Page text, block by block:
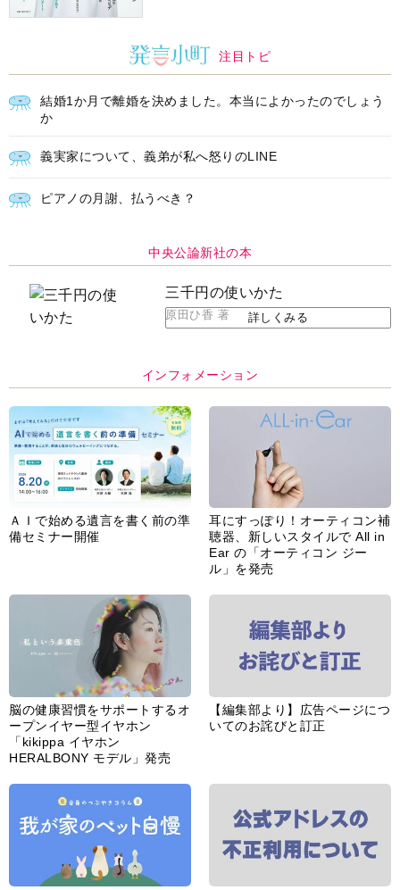
注目トピ
結婚1か月で離婚を決めました。本当によかったのでしょう
か
義実家について、義弟が私へ怒りのLINE
ピアノの月謝、払うべき？
中央公論新社の本
三千円の使いかた
原田ひ香 著 詳しくみる
インフォメーション
ＡＩで始める遺言を書く前の準
備セミナー開催
耳にすっぽり！オーティコン補
聴器、新しいスタイルで All in
Ear の「オーティコン ジー
ル」を発売
脳の健康習慣をサポートするオ
ープンイヤー型イヤホン
「kikippa イヤホン
HERALBONY モデル」発売
【編集部より】広告ページにつ
いてのお詫びと訂正